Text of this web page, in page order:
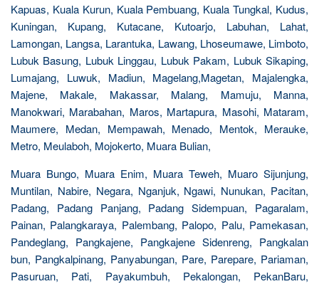
Kapuas, Kuala Kurun, Kuala Pembuang, Kuala Tungkal, Kudus,
Kuningan, Kupang, Kutacane, Kutoarjo, Labuhan, Lahat,
Lamongan, Langsa, Larantuka, Lawang, Lhoseumawe, Limboto,
Lubuk Basung, Lubuk Linggau, Lubuk Pakam, Lubuk Sikaping,
Lumajang, Luwuk, Madiun, Magelang,Magetan, Majalengka,
Majene, Makale, Makassar, Malang, Mamuju, Manna,
Manokwari, Marabahan, Maros, Martapura, Masohi, Mataram,
Maumere, Medan, Mempawah, Menado, Mentok, Merauke,
Metro, Meulaboh, Mojokerto, Muara Bulian,
Muara Bungo, Muara Enim, Muara Teweh, Muaro Sijunjung,
Muntilan, Nabire, Negara, Nganjuk, Ngawi, Nunukan, Pacitan,
Padang, Padang Panjang, Padang Sidempuan, Pagaralam,
Painan, Palangkaraya, Palembang, Palopo, Palu, Pamekasan,
Pandeglang, Pangkajene, Pangkajene Sidenreng, Pangkalan
bun, Pangkalpinang, Panyabungan, Pare, Parepare, Pariaman,
Pasuruan, Pati, Payakumbuh, Pekalongan, PekanBaru,